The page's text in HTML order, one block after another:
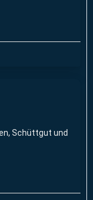
Schüttgut und